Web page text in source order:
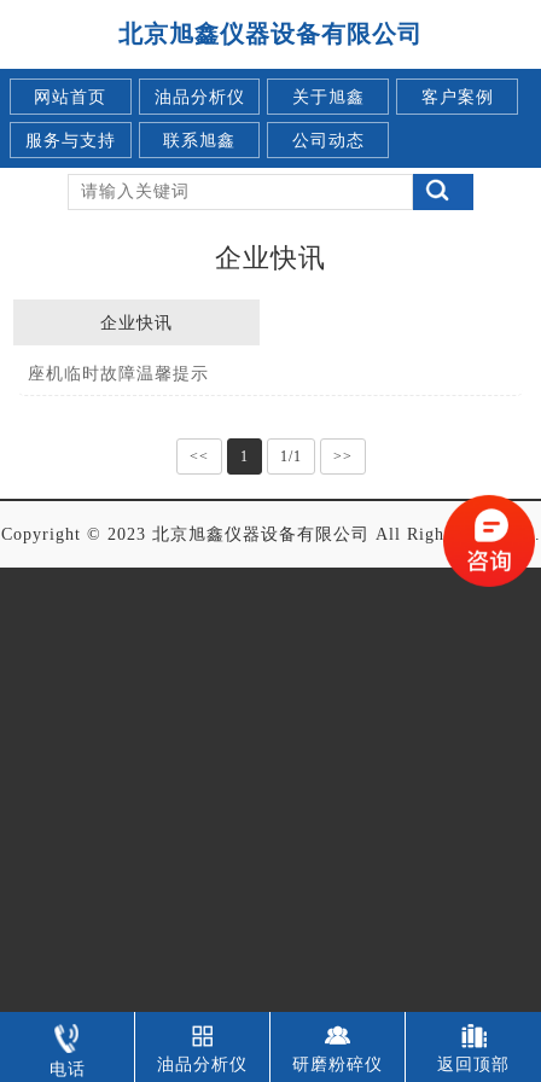
北京旭鑫仪器设备有限公司
网站首页 油品分析仪 关于旭鑫 客户案例
服务与支持 联系旭鑫 公司动态
企业快讯
企业快讯
座机临时故障温馨提示
<< 1 1/1 >>
Copyright © 2023 北京旭鑫仪器设备有限公司 All Rights Reserved.
电话 油品分析仪 研磨粉碎仪 返回顶部